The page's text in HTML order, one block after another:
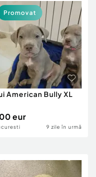
American Bully XL
eur
9 zile în urmă
Promovat